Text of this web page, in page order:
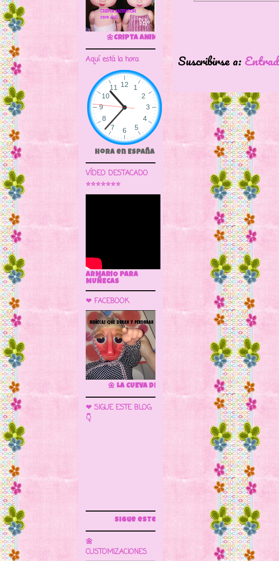
Suscribirse a:
🌼CRIPTA ANIMATOR CAVE DOLL
Aquí está la hora
Hora en España
VÍDEO DESTACADO
⭐⭐⭐⭐⭐⭐⭐
ARMARIO PARA
MUÑECAS
❤ FACEBOOK
🌼 LA CUEVA DE LAS MUÑECAS
❤ SIGUE ESTE BLOG
👇
Sigue este blog para más información
🌼
CUSTOMIZACIONES